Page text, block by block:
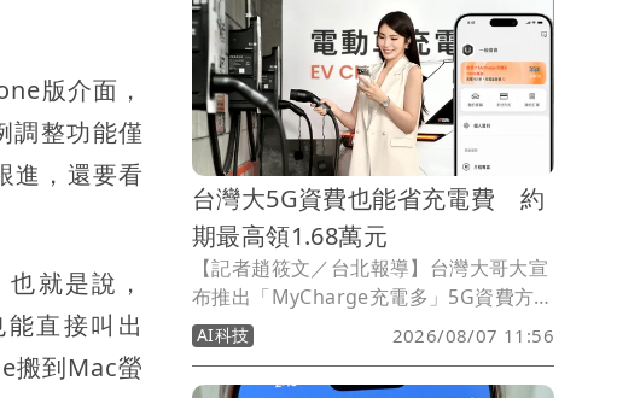
版介面，
調整功能僅
進，還要看
就是說，
直接叫出
搬到Mac螢
新增、修改及刪除行程，減少在不同App
之間來回切換的麻煩。
台灣大5G資費也能省充電費 約
期最高領1.68萬元
【記者趙筱文／台北報導】台灣大哥大宣
布推出「MyCharge充電多」5G資費方
案，主打將電動車充電權益直接納入電信
月租費，申辦月租999元以上指定5G資
費，每月可獲得200元至700元
AI科技 2026/08/07 11:56